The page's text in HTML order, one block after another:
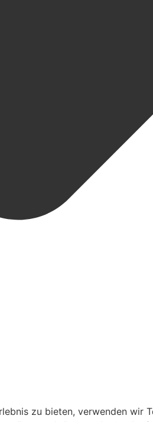
zu bieten, verwenden wir